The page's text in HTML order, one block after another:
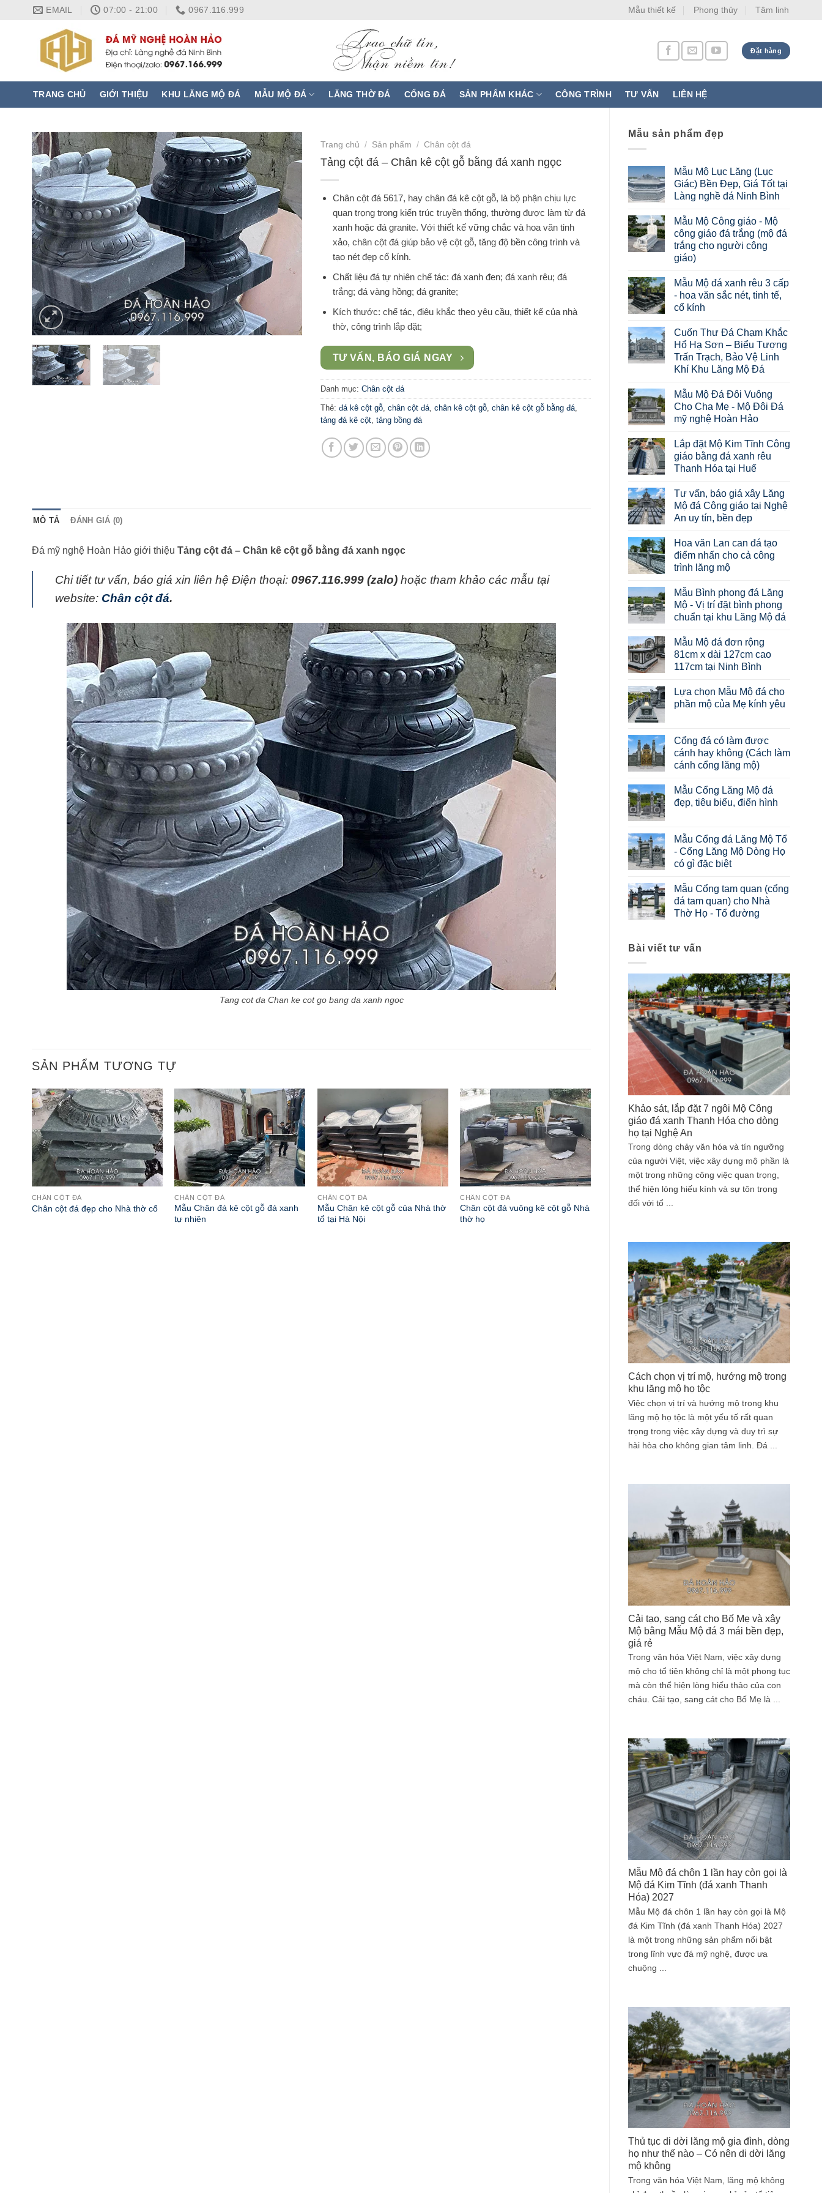
EMAIL 07:00 - 21:00 0967.116.999 Mẫu thiết kế Phong thủy Tâm linh
Đặt hàng
TRANG CHỦ GIỚI THIỆU KHU LĂNG MỘ ĐÁ MẪU MỘ ĐÁ LĂNG THỜ ĐÁ CỔNG ĐÁ SẢN PHẨM KHÁC CÔNG TRÌNH TƯ VẤN LIÊN HỆ
Mẫu sản phẩm đẹp
Mẫu Mộ Lục Lăng (Lục
Giác) Bền Đẹp, Giá Tốt tại
Làng nghề đá Ninh Bình
Mẫu Mộ Công giáo - Mộ
công giáo đá trắng (mộ đá
trắng cho người công
giáo)
Mẫu Mộ đá xanh rêu 3 cấp
- hoa văn sắc nét, tinh tế,
cổ kính
Cuốn Thư Đá Chạm Khắc
Hổ Hạ Sơn – Biểu Tượng
Trấn Trạch, Bảo Vệ Linh
Khí Khu Lăng Mộ Đá
Mẫu Mộ Đá Đôi Vuông
Cho Cha Mẹ - Mộ Đôi Đá
mỹ nghệ Hoàn Hảo
Lắp đặt Mộ Kim Tĩnh Công
giáo bằng đá xanh rêu
Thanh Hóa tại Huế
Tư vấn, báo giá xây Lăng
Mộ đá Công giáo tại Nghệ
An uy tín, bền đẹp
Hoa văn Lan can đá tạo
điểm nhấn cho cả công
trình lăng mộ
Mẫu Bình phong đá Lăng
Mộ - Vị trí đặt bình phong
chuẩn tại khu Lăng Mộ đá
Mẫu Mộ đá đơn rộng
81cm x dài 127cm cao
117cm tại Ninh Bình
Lựa chọn Mẫu Mộ đá cho
phần mộ của Mẹ kính yêu
Cổng đá có làm được
cánh hay không (Cách làm
cánh cổng lăng mộ)
Mẫu Cổng Lăng Mộ đá
đẹp, tiêu biểu, điển hình
Mẫu Cổng đá Lăng Mộ Tổ
- Cổng Lăng Mộ Dòng Họ
có gì đặc biệt
Mẫu Cổng tam quan (cổng
đá tam quan) cho Nhà
Thờ Họ - Tổ đường
Bài viết tư vấn
Khảo sát, lắp đặt 7 ngôi Mộ Công
giáo đá xanh Thanh Hóa cho dòng
họ tại Nghệ An
Trong dòng chảy văn hóa và tín ngưỡng
của người Việt, việc xây dựng mộ phần là
một trong những công việc quan trọng,
thể hiện lòng hiếu kính và sự tôn trọng
đối với tổ ...
Cách chọn vị trí mộ, hướng mộ trong
khu lăng mộ họ tộc
Việc chọn vị trí và hướng mộ trong khu
lăng mộ họ tộc là một yếu tố rất quan
trọng trong việc xây dựng và duy trì sự
hài hòa cho không gian tâm linh. Đá ...
Cải tạo, sang cát cho Bố Mẹ và xây
Mộ bằng Mẫu Mộ đá 3 mái bền đẹp,
giá rẻ
Trong văn hóa Việt Nam, việc xây dựng
mộ cho tổ tiên không chỉ là một phong tục
mà còn thể hiện lòng hiếu thảo của con
cháu. Cải tạo, sang cát cho Bố Mẹ là ...
Mẫu Mộ đá chôn 1 lần hay còn gọi là
Mộ đá Kim Tĩnh (đá xanh Thanh
Hóa) 2027
Mẫu Mộ đá chôn 1 lần hay còn gọi là Mộ
đá Kim Tĩnh (đá xanh Thanh Hóa) 2027
là một trong những sản phẩm nổi bật
trong lĩnh vực đá mỹ nghệ, được ưa
chuộng ...
Thủ tục di dời lăng mộ gia đình, dòng
họ như thế nào – Có nên di dời lăng
mộ không
Trong văn hóa Việt Nam, lăng mộ không
Trang chủ / Sản phẩm / Chân cột đá
Tảng cột đá – Chân kê cột gỗ bằng đá xanh ngọc
Chân cột đá 5617, hay chân đá kê cột gỗ, là bộ phận chịu lực
quan trọng trong kiến trúc truyền thống, thường được làm từ đá
xanh hoặc đá granite. Với thiết kế vững chắc và hoa văn tinh
xảo, chân cột đá giúp bảo vệ cột gỗ, tăng độ bền công trình và
tạo nét đẹp cổ kính.
Chất liệu đá tự nhiên chế tác: đá xanh đen; đá xanh rêu; đá
trắng; đá vàng hồng; đá granite;
Kích thước: chế tác, điêu khắc theo yêu cầu, thiết kế của nhà
thờ, công trình lắp đặt;
TƯ VẤN, BÁO GIÁ NGAY
Danh mục: Chân cột đá
Thẻ: đá kê cột gỗ chân cột đá chân kê cột gỗ chân kê cột gỗ bằng đá
tảng đá kê cột tảng bồng đá
MÔ TẢ ĐÁNH GIÁ (0)
Đá mỹ nghệ Hoàn Hảo giới thiệu Tảng cột đá – Chân kê cột gỗ bằng đá xanh ngọc
Chi tiết tư vấn, báo giá xin liên hệ Điện thoại: 0967.116.999 (zalo) hoặc tham khảo các mẫu tại
website: Chân cột đá.
Tang cot da Chan ke cot go bang da xanh ngoc
SẢN PHẨM TƯƠNG TỰ
CHÂN CỘT ĐÁ
Chân cột đá đẹp cho Nhà thờ cổ
CHÂN CỘT ĐÁ
Mẫu Chân đá kê cột gỗ đá xanh
tự nhiên
CHÂN CỘT ĐÁ
Mẫu Chân kê cột gỗ của Nhà thờ
tổ tại Hà Nội
CHÂN CỘT ĐÁ
Chân cột đá vuông kê cột gỗ Nhà
thờ họ